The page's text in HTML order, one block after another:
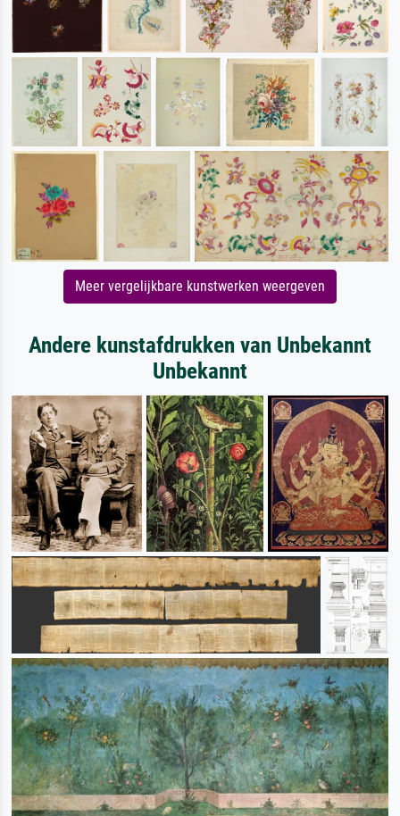
Meer vergelijkbare kunstwerken weergeven
Andere kunstafdrukken van Unbekannt
Unbekannt